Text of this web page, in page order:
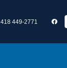
418 449-2771